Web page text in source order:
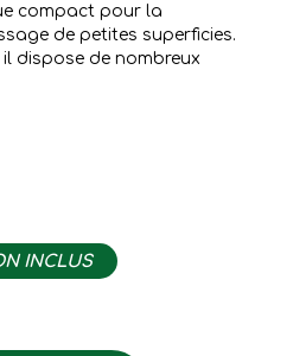
compact pour la
de petites superficies.
il dispose de nombreux
INCLUS